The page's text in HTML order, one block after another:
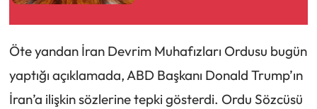
Öte yandan İran Devrim Muhafızları Ordusu bugün
yaptığı açıklamada, ABD Başkanı Donald Trump’ın
İran’a ilişkin sözlerine tepki gösterdi. Ordu Sözcüsü